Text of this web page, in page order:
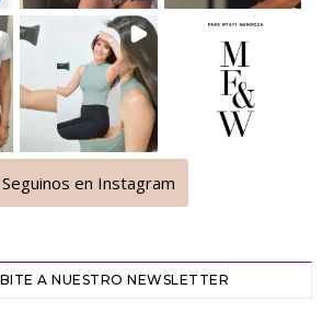
Seguinos en Instagram
A NUESTRO NEWSLETTER